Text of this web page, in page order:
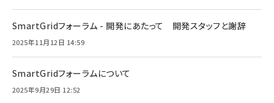
SmartGridフォーラム - 開発にあたって 開発スタッフと謝辞
2025年11月12日 14:59
SmartGridフォーラムについて
2025年9月29日 12:52